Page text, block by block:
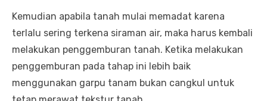
Kemudian apabila tanah mulai memadat karena
terlalu sering terkena siraman air, maka harus kembali
melakukan penggemburan tanah. Ketika melakukan
penggemburan pada tahap ini lebih baik
menggunakan garpu tanam bukan cangkul untuk